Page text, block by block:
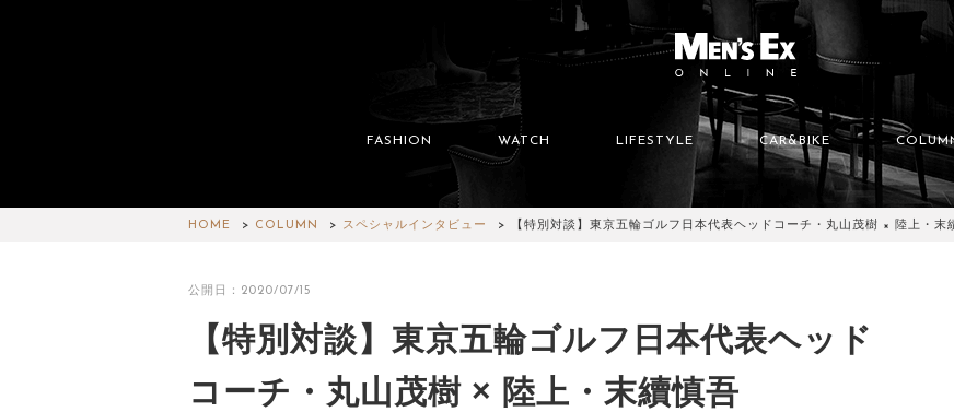
FASHION WATCH LIFESTYLE CAR&BIKE
HOME COLUMN スペシャルインタビュー 【特別対談】東京五輪ゴルフ日本代表ヘッドコーチ・丸山茂樹 × 陸上・末
公開日：2020/07/15
【特別対談】東京五輪ゴルフ日本代表ヘッド
コーチ・丸山茂樹 × 陸上・末續慎吾